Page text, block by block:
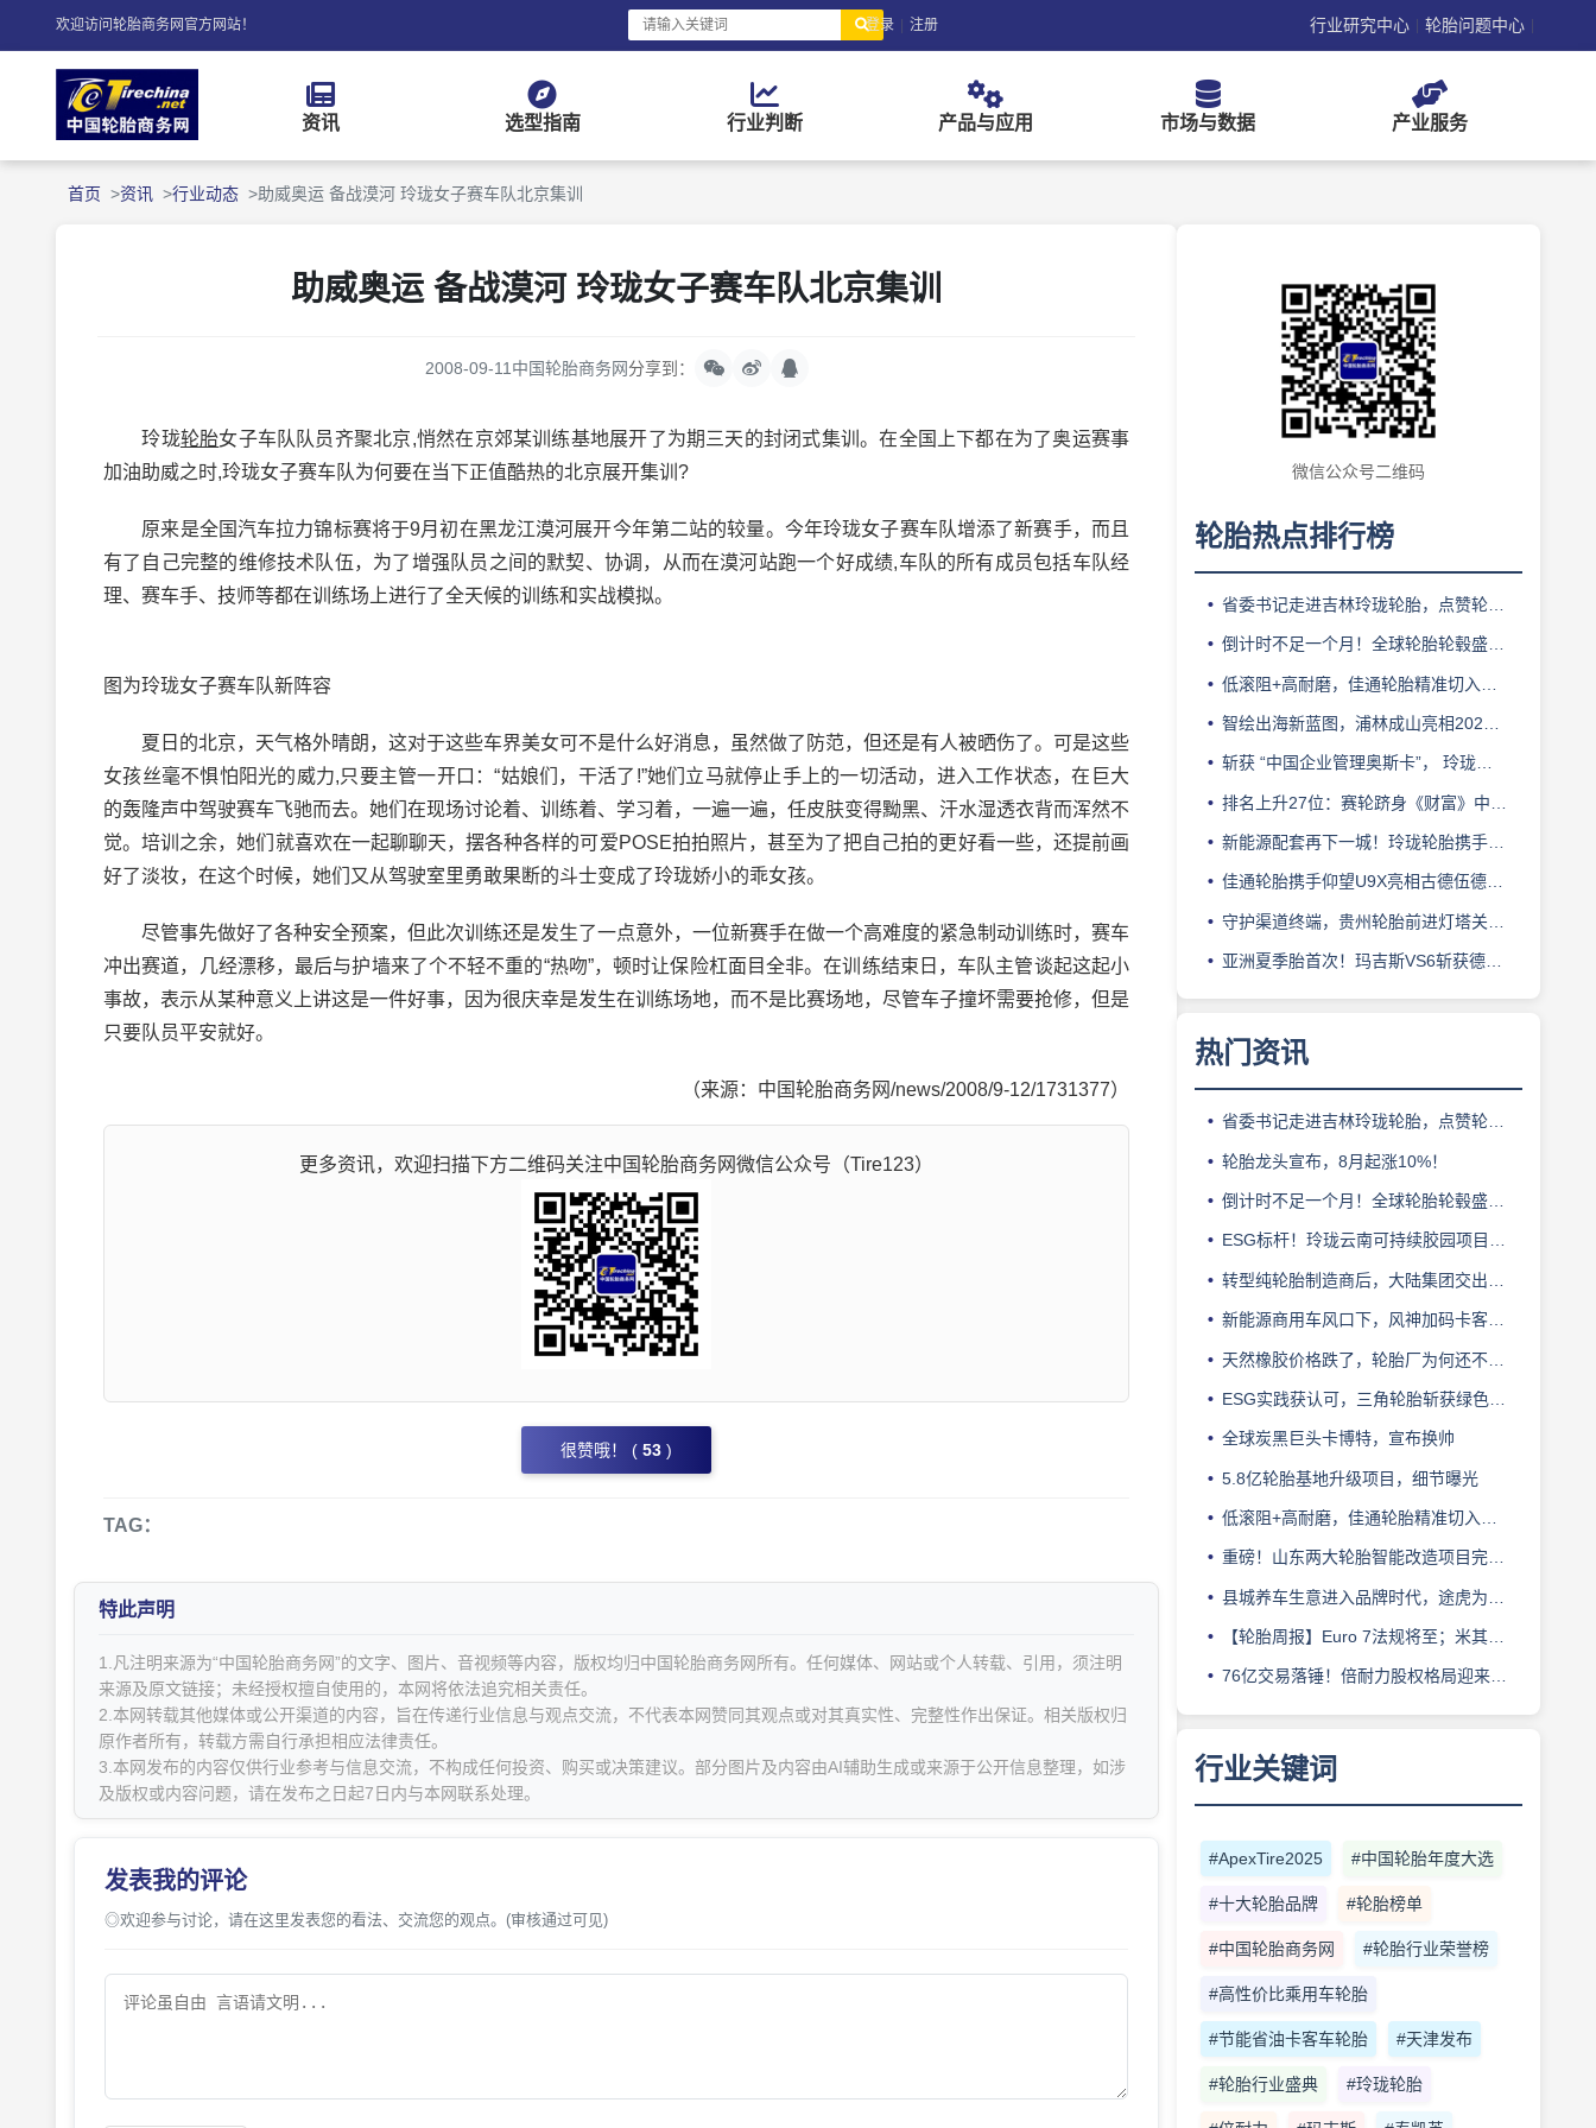
欢迎访问轮胎商务网官方网站！ 登录 | 注册 行业研究中心 | 轮胎问题中心 |
资讯 选型指南 行业判断 产品与应用 市场与数据 产业服务
首页 资讯 行业动态 助威奥运 备战漠河 玲珑女子赛车队北京集训
助威奥运 备战漠河 玲珑女子赛车队北京集训
2008-09-11 中国轮胎商务网分享到：
玲珑轮胎女子车队队员齐聚北京,悄然在京郊某训练基地展开了为期三天的封闭式集训。在全国上下都在为了奥运赛事
加油助威之时,玲珑女子赛车队为何要在当下正值酷热的北京展开集训?
原来是全国汽车拉力锦标赛将于9月初在黑龙江漠河展开今年第二站的较量。今年玲珑女子赛车队增添了新赛手，而且
有了自己完整的维修技术队伍，为了增强队员之间的默契、协调，从而在漠河站跑一个好成绩,车队的所有成员包括车队经
理、赛车手、技师等都在训练场上进行了全天候的训练和实战模拟。
图为玲珑女子赛车队新阵容
夏日的北京，天气格外晴朗，这对于这些车界美女可不是什么好消息，虽然做了防范，但还是有人被晒伤了。可是这些
女孩丝毫不惧怕阳光的威力,只要主管一开口：“姑娘们，干活了!”她们立马就停止手上的一切活动，进入工作状态，在巨大
的轰隆声中驾驶赛车飞驰而去。她们在现场讨论着、训练着、学习着，一遍一遍，任皮肤变得黝黑、汗水湿透衣背而浑然不
觉。培训之余，她们就喜欢在一起聊聊天，摆各种各样的可爱POSE拍拍照片，甚至为了把自己拍的更好看一些，还提前画
好了淡妆，在这个时候，她们又从驾驶室里勇敢果断的斗士变成了玲珑娇小的乖女孩。
尽管事先做好了各种安全预案，但此次训练还是发生了一点意外，一位新赛手在做一个高难度的紧急制动训练时，赛车
冲出赛道，几经漂移，最后与护墙来了个不轻不重的“热吻”，顿时让保险杠面目全非。在训练结束日，车队主管谈起这起小
事故，表示从某种意义上讲这是一件好事，因为很庆幸是发生在训练场地，而不是比赛场地，尽管车子撞坏需要抢修，但是
只要队员平安就好。
（来源：中国轮胎商务网/news/2008/9-12/1731377）
更多资讯，欢迎扫描下方二维码关注中国轮胎商务网微信公众号（Tire123）
很赞哦！ ( 53 )
TAG：
特此声明
1.凡注明来源为“中国轮胎商务网”的文字、图片、音视频等内容，版权均归中国轮胎商务网所有。任何媒体、网站或个人转载、引用，须注明
来源及原文链接；未经授权擅自使用的，本网将依法追究相关责任。
2.本网转载其他媒体或公开渠道的内容，旨在传递行业信息与观点交流，不代表本网赞同其观点或对其真实性、完整性作出保证。相关版权归
原作者所有，转载方需自行承担相应法律责任。
3.本网发布的内容仅供行业参考与信息交流，不构成任何投资、购买或决策建议。部分图片及内容由AI辅助生成或来源于公开信息整理，如涉
及版权或内容问题，请在发布之日起7日内与本网联系处理。
发表我的评论
◎欢迎参与讨论，请在这里发表您的看法、交流您的观点。(审核通过可见)
微信公众号二维码
轮胎热点排行榜
省委书记走进吉林玲珑轮胎，点赞轮胎智造标杆
倒计时不足一个月！全球轮胎轮毂盛会即将登陆上海！
低滚阻+高耐磨，佳通轮胎精准切入新能源轻卡赛道
智绘出海新蓝图，浦林成山亮相2026泰中合作博览会
斩获 “中国企业管理奥斯卡”， 玲珑轮胎蝉联 BMC 大奖
排名上升27位：赛轮跻身《财富》中国500强背后的增长逻辑
新能源配套再下一城！玲珑轮胎携手小鹏L03全球上市
佳通轮胎携手仰望U9X亮相古德伍德，以轮胎科技挑战性能边界
守护渠道终端，贵州轮胎前进灯塔关爱基金驰援长春受灾门店
亚洲夏季胎首次！玛吉斯VS6斩获德国TÜV SÜD高阶认证
热门资讯
省委书记走进吉林玲珑轮胎，点赞轮胎智造标杆
轮胎龙头宣布，8月起涨10%！
倒计时不足一个月！全球轮胎轮毂盛会即将登陆上海！
ESG标杆！玲珑云南可持续胶园项目获评最佳实践
转型纯轮胎制造商后，大陆集团交出亮眼业绩
新能源商用车风口下，风神加码卡客车胎产能
天然橡胶价格跌了，轮胎厂为何还不敢“松口气”？
ESG实践获认可，三角轮胎斩获绿色发展典范企业奖
全球炭黑巨头卡博特，宣布换帅
5.8亿轮胎基地升级项目，细节曝光
低滚阻+高耐磨，佳通轮胎精准切入新能源轻卡赛道
重磅！山东两大轮胎智能改造项目完成备案
县城养车生意进入品牌时代，途虎为何此时加码“万镇万店”？
【轮胎周报】Euro 7法规将至；米其林上半年营收超千亿；倍耐力上半年盈利稳增；龙星炭黑斩获欧洲近万吨订单
76亿交易落锤！倍耐力股权格局迎来重塑
行业关键词
#ApexTire2025 #中国轮胎年度大选
#十大轮胎品牌 #轮胎榜单
#中国轮胎商务网 #轮胎行业荣誉榜
#高性价比乘用车轮胎
#节能省油卡客车轮胎 #天津发布
#轮胎行业盛典 #玲珑轮胎